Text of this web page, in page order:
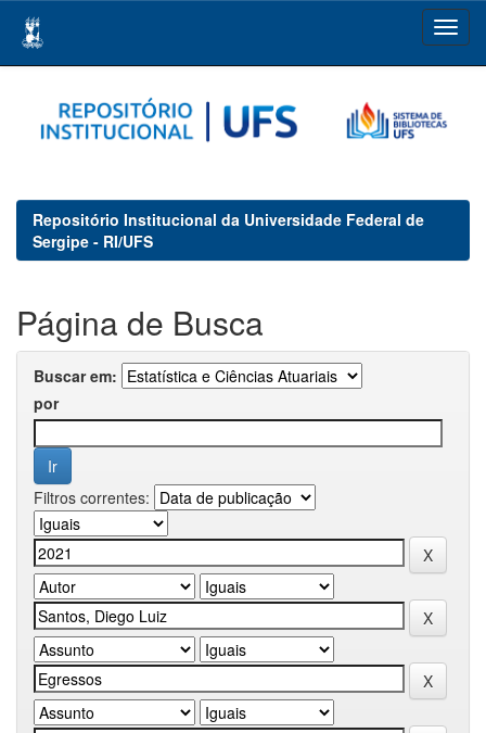
navigation
Repositório Institucional da Universidade Federal de
Sergipe - RI/UFS
Página de Busca
Buscar em:
por
Filtros correntes: